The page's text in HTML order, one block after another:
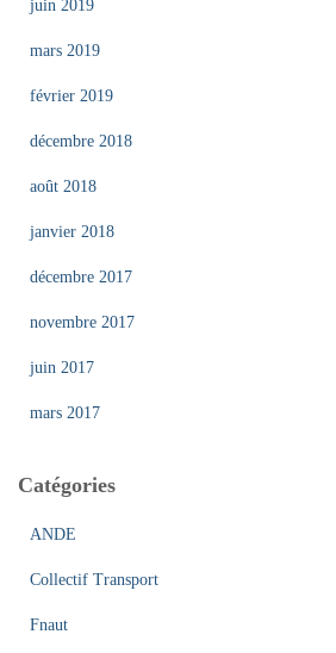
juin 2019
mars 2019
février 2019
décembre 2018
août 2018
janvier 2018
décembre 2017
novembre 2017
juin 2017
mars 2017
Catégories
ANDE
Collectif Transport
Fnaut